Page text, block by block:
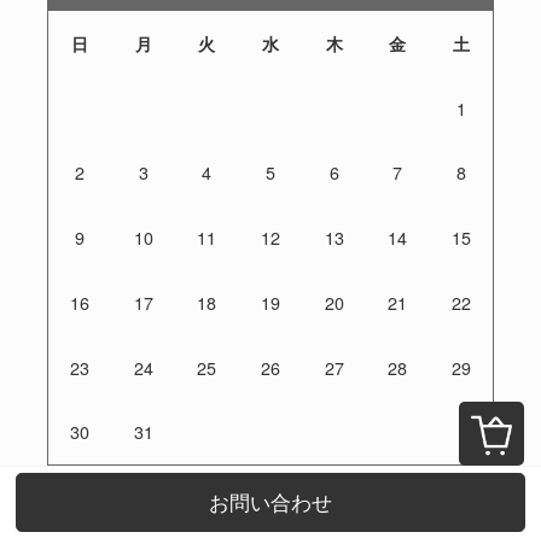
お問い合わせ
日 月 火 水 木 金 土
1
2 3 4 5 6 7 8
9 10 11 12 13 14 15
16 17 18 19 20 21 22
23 24 25 26 27 28 29
30 31
定休日：土日祝
ご注文は24時間受付けております